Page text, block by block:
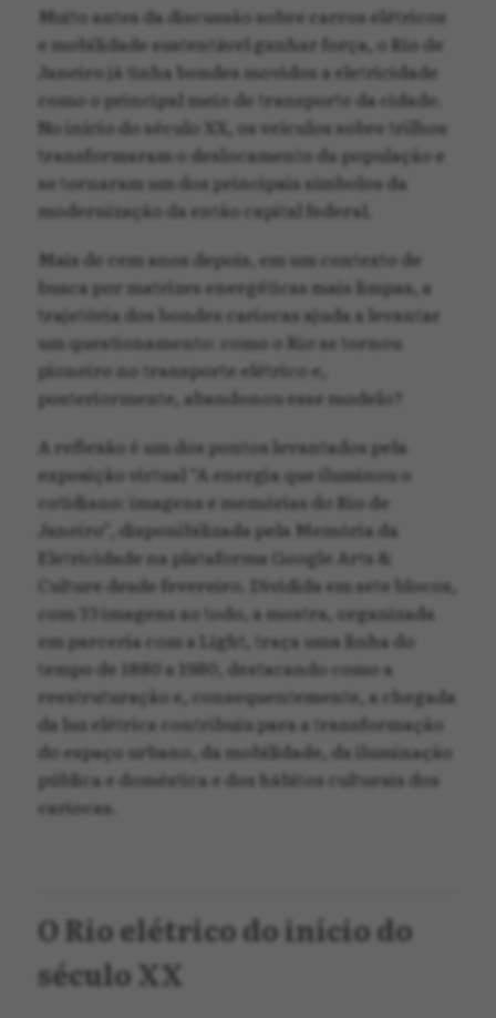
Muito antes da discussão sobre carros elétricos
e mobilidade sustentável ganhar força, o Rio de
Janeiro já tinha bondes movidos a eletricidade
como o principal meio de transporte da cidade.
No início do século XX, os veículos sobre trilhos
transformaram o deslocamento da população e
se tornaram um dos principais símbolos da
modernização da então capital federal.
Mais de cem anos depois, em um contexto de
busca por matrizes energéticas mais limpas, a
trajetória dos bondes cariocas ajuda a levantar
um questionamento: como o Rio se tornou
pioneiro no transporte elétrico e,
posteriormente, abandonou esse modelo?
A reflexão é um dos pontos levantados pela
exposição virtual “A energia que iluminou o
cotidiano: imagens e memórias do Rio de
Janeiro”, disponibilizada pela Memória da
Eletricidade na plataforma Google Arts &
Culture desde fevereiro. Dividida em sete blocos,
com 33 imagens ao todo, a mostra, organizada
em parceria com a Light, traça uma linha do
tempo de 1880 a 1980, destacando como a
reestruturação e, consequentemente, a chegada
da luz elétrica contribuiu para a transformação
do espaço urbano, da mobilidade, da iluminação
pública e doméstica e dos hábitos culturais dos
cariocas.
O Rio elétrico do início do
século XX